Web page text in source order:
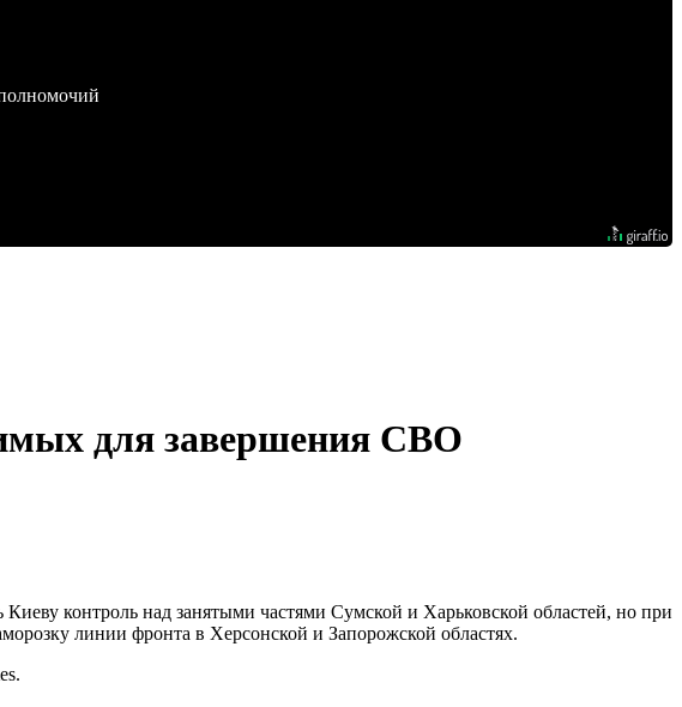
для завершения СВО
Киеву контроль над занятыми частями Сумской и Харьковской областей, но при
линии фронта в Херсонской и Запорожской областях.